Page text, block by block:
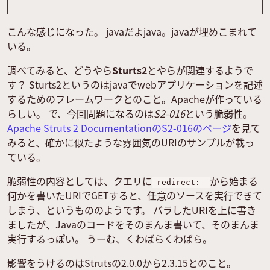
こんな感じになった。 javaだよjava。javaが埋めこまれて
いる。
調べてみると、どうやらSturts2とやらが関連するようで
す？ Sturts2というのはjavaでwebアプリケーションを記述
するためのフレームワークとのこと。Apacheが作っている
らしい。 で、今回問題になるのはS2-016という脆弱性。
Apache Struts 2 DocumentationのS2-016のページを見て
みると、確かに似たような雰囲気のURIのサンプルが載っ
ている。
脆弱性の内容としては、クエリに
redirect:
から始まる
何かを書いたURIでGETすると、任意のソースを実行できて
しまう、というもののようです。 バラしたURIを上に書き
ましたが、Javaのコードをそのまんま書いて、そのまんま
実行するっぽい。 うーむ、くわばらくわばら。
影響をうけるのはStrutsの2.0.0から2.3.15とのこと。